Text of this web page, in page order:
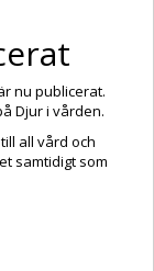
nu publicerat.
Djur i vården.
all vård och
samtidigt som